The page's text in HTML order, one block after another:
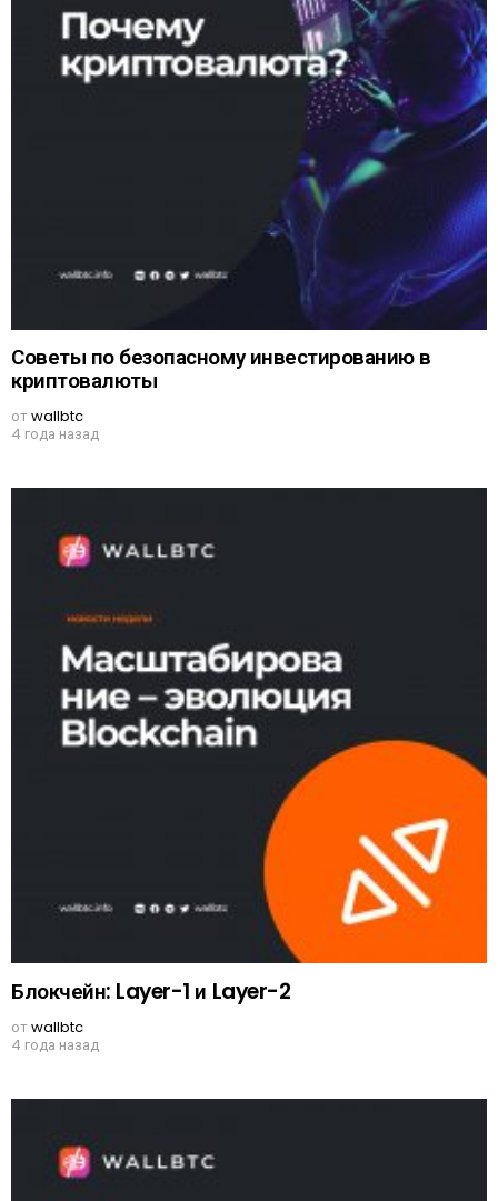
Советы по безопасному инвестированию в
криптовалюты
отwallbtc
4 года назад
Блокчейн: Layer-1 и Layer-2
отwallbtc
4 года назад